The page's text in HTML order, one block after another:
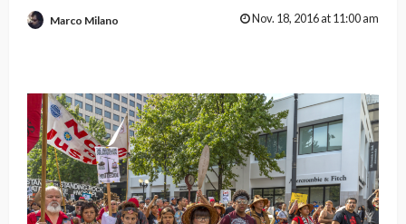
Marco Milano Nov. 18, 2016 at 11:00 am